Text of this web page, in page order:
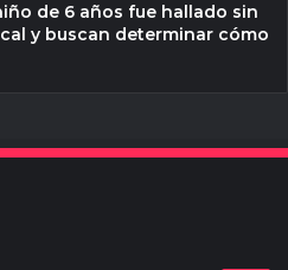
de 6 años fue hallado sin
y buscan determinar cómo